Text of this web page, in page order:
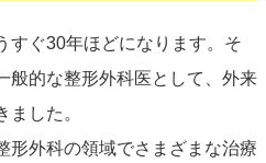
すぐ30年ほどになります。そ
般的な整形外科医として、外来
した。
形外科の領域でさまざまな治療